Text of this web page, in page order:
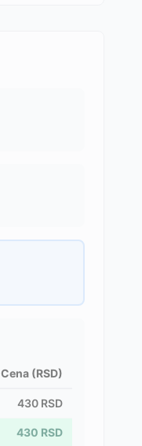
Cena (RSD)
430 RSD
430 RSD